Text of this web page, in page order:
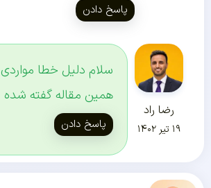
پاسخ دادن
رضا راد
۱۹ تیر ۱۴۰۲
سلام دلیل خطا
همین مقاله گفته شده
پاسخ دادن